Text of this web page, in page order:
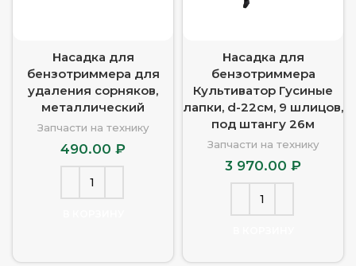
Насадка для
бензотриммера для
удаления сорняков,
металлический
Запчасти на технику
490.00 ₽
Насадка для
бензотриммера
Культиватор Гусиные
лапки, d-22см, 9 шлицов,
под штангу 26м
Запчасти на технику
3 970.00 ₽